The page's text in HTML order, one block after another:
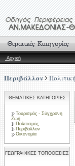
Αρχική
Περιβάλλον
ΘΕΜΑΤΙΚΕΣ ΚΑΤΗΓΟΡΙΕΣ
Τουρισμός - Σύγχρονη
Ζωή
Πολιτισμός
Περιβάλλον
Οικονομία
ΓΕΩΓΡΑΦΙΚΕΣ ΤΟΠΟΘΕΣΙΕΣ